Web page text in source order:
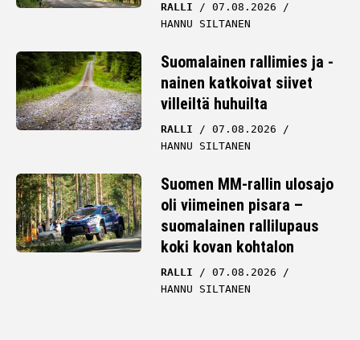
RALLI
07.08.2026
HANNU SILTANEN
Suomalainen rallimies ja -
nainen katkoivat siivet
villeiltä huhuilta
RALLI
07.08.2026
HANNU SILTANEN
Suomen MM-rallin ulosajo
oli viimeinen pisara –
suomalainen rallilupaus
koki kovan kohtalon
RALLI
07.08.2026
HANNU SILTANEN